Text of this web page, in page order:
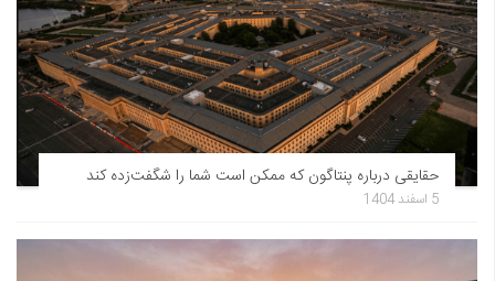
حقایقی درباره پنتاگون که ممکن است شما را شگفت‌زده کند
5 اسفند 1404